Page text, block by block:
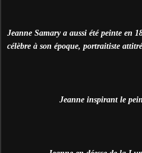
Jeanne Samary a aussi été peinte en
célèbre à son époque, portraitiste
Jeanne inspirant le